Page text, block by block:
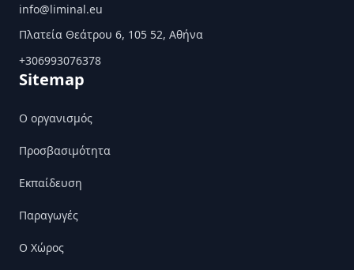
info@liminal.eu
Πλατεία Θεάτρου 6, 105 52, Αθήνα
+306993076378
Sitemap
Ο οργανισμός
Προσβασιμότητα
Εκπαίδευση
Παραγωγές
Ο Χώρος